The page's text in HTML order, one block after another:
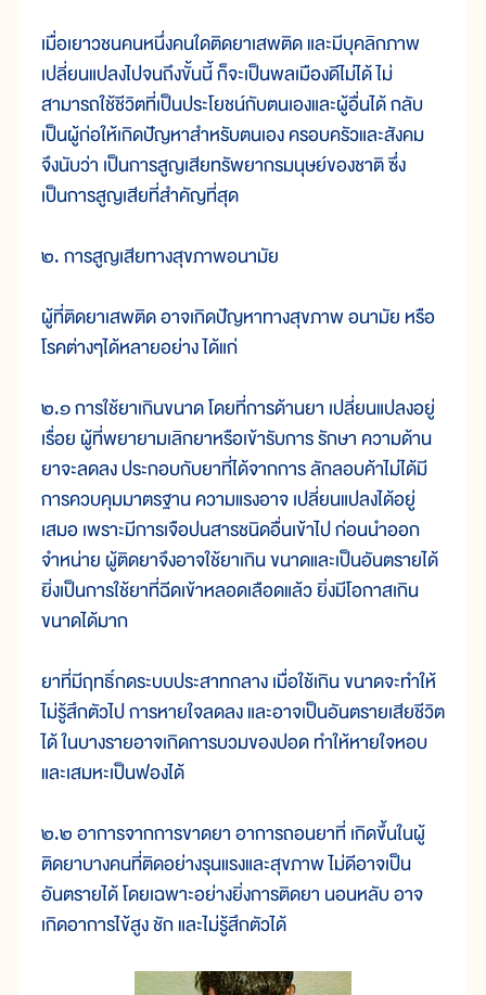
เมื่อเยาวชนคนหนึ่งคนใดติดยาเสพติด และมีบุคลิกภาพ
เปลี่ยนแปลงไปจนถึงขั้นนี้ ก็จะเป็นพลเมืองดีไม่ได้ ไม่
สามารถใช้ชีวิตที่เป็นประโยชน์กับตนเองและผู้อื่นได้ กลับ
เป็นผู้ก่อให้เกิดปัญหาสำหรับตนเอง ครอบครัวและสังคม
จึงนับว่า เป็นการสูญเสียทรัพยากรมนุษย์ของชาติ ซึ่ง
เป็นการสูญเสียที่สำคัญที่สุด
๒. การสูญเสียทางสุขภาพอนามัย
ผู้ที่ติดยาเสพติด อาจเกิดปัญหาทางสุขภาพ อนามัย หรือ
โรคต่างๆได้หลายอย่าง ได้แก่
๒.๑ การใช้ยาเกินขนาด โดยที่การด้านยา เปลี่ยนแปลงอยู่
เรื่อย ผู้ที่พยายามเลิกยาหรือเข้ารับการ รักษา ความด้าน
ยาจะลดลง ประกอบกับยาที่ได้จากการ ลักลอบค้าไม่ได้มี
การควบคุมมาตรฐาน ความแรงอาจ เปลี่ยนแปลงได้อยู่
เสมอ เพราะมีการเจือปนสารชนิดอื่นเข้าไป ก่อนนำออก
จำหน่าย ผู้ติดยาจึงอาจใช้ยาเกิน ขนาดและเป็นอันตรายได้
ยิ่งเป็นการใช้ยาที่ฉีดเข้าหลอดเลือดแล้ว ยิ่งมีโอกาสเกิน
ขนาดได้มาก
ยาที่มีฤทธิ์กดระบบประสาทกลาง เมื่อใช้เกิน ขนาดจะทำให้
ไม่รู้สึกตัวไป การหายใจลดลง และอาจเป็นอันตรายเสียชีวิต
ได้ ในบางรายอาจเกิดการบวมของปอด ทำให้หายใจหอบ
และเสมหะเป็นฟองได้
๒.๒ อาการจากการขาดยา อาการถอนยาที่ เกิดขึ้นในผู้
ติดยาบางคนที่ติดอย่างรุนแรงและสุขภาพ ไม่ดีอาจเป็น
อันตรายได้ โดยเฉพาะอย่างยิ่งการติดยา นอนหลับ อาจ
เกิดอาการไข้สูง ชัก และไม่รู้สึกตัวได้